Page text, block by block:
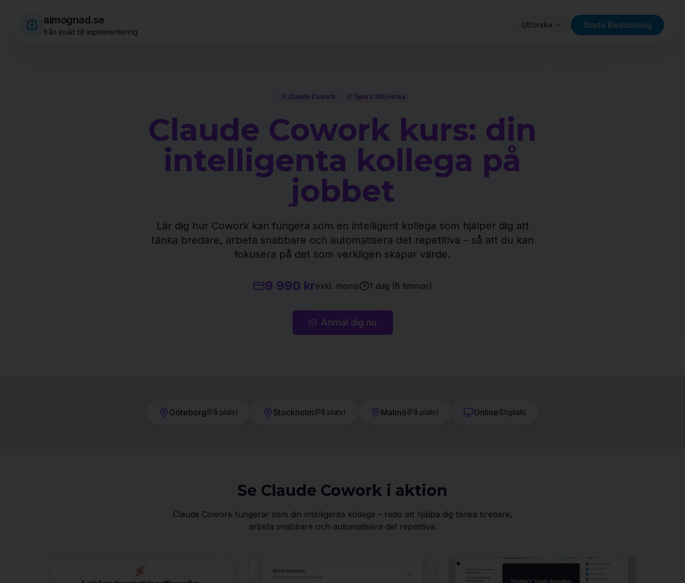
aimognad.se
från insikt till implementering
Utforska Starta Bedömning
Claude Cowork Spara 10h/vecka
Claude Cowork kurs: din
intelligenta kollega på
jobbet
Lär dig hur Cowork kan fungera som en intelligent kollega som hjälper dig att
tänka bredare, arbeta snabbare och automatisera det repetitiva – så att du kan
fokusera på det som verkligen skapar värde.
9 990 krexkl. moms 1 dag (8 timmar)
Anmäl dig nu
Göteborg(På plats) Stockholm(På plats) Malmö(På plats) Online(Digitalt)
Se Claude Cowork i aktion
Claude Cowork fungerar som din intelligenta kollega – redo att hjälpa dig tänka bredare,
arbeta snabbare och automatisera det repetitiva.